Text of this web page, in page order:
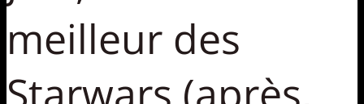
meilleur des